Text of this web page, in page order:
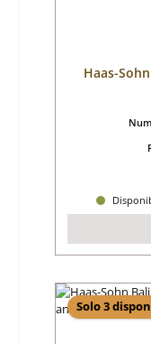
Haas-
Solo 3